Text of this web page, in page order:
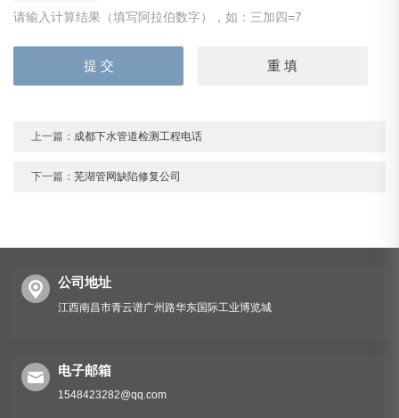
请输入计算结果（填写阿拉伯数字），如：三加四=7
上一篇： 成都下水管道检测工程电话
下一篇：芜湖管网缺陷修复公司
公司地址
江西南昌市青云谱广州路华东国际工业博览城
电子邮箱
1548423282@qq.com